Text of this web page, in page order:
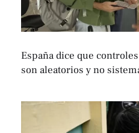
España dice que
son aleatorios y no